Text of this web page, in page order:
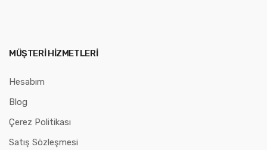
MÜŞTERI HIZMETLERI
Hesabım
Blog
Çerez Politikası
Satış Sözleşmesi